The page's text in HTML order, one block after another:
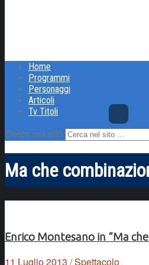
Home
Programmi
Personaggi
Articoli
Tv Titoli
Cerca nel sito
Ma che
Enrico Montesano in “Ma
11 Luglio 2013 /Spettacolo